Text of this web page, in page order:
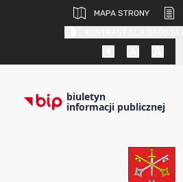
MAPA STRONY
biuletyn
informacji publicznej